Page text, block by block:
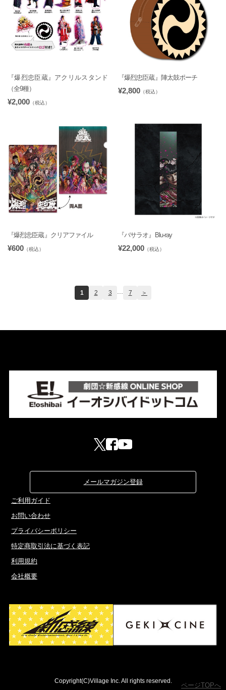
『爆烈忠臣蔵』アクリルスタンド
（全9種）
¥2,000 （税込）
『爆烈忠臣蔵』陣太鼓ポーチ
¥2,800 （税込）
『爆烈忠臣蔵』クリアファイル
¥600 （税込）
『バサラオ』Blu-ray
¥22,000 （税込）
1 2 3 7 ＞
メールマガジン登録
ご利用ガイド
お問い合わせ
プライバシーポリシー
特定商取引法に基づく表記
利用規約
会社概要
Copyright(C)Village Inc. All rights reserved.
ページTOPへ